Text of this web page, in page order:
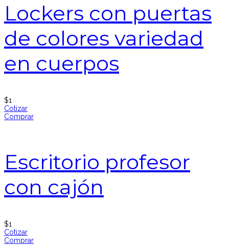
Lockers con puertas
de colores variedad
en cuerpos
$1
Cotizar
Comprar
Escritorio profesor
con cajón
$1
Cotizar
Comprar